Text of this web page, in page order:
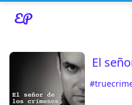
Read about our content
El